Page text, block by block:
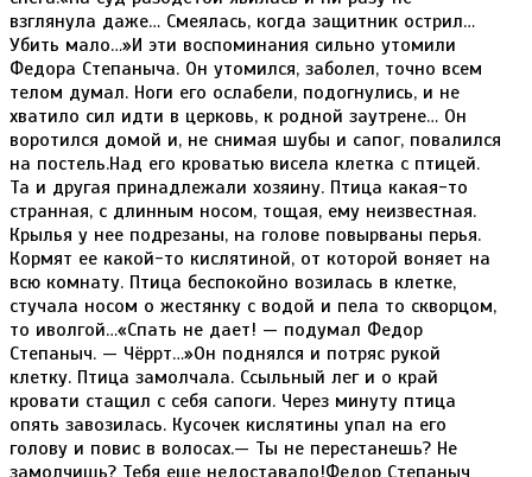
взглянула даже… Смеялась, когда защитник острил…
Убить мало…»И эти воспоминания сильно утомили
Федора Степаныча. Он утомился, заболел, точно всем
телом думал. Ноги его ослабели, подогнулись, и не
хватило сил идти в церковь, к родной заутрене… Он
воротился домой и, не снимая шубы и сапог, повалился
на постель.Над его кроватью висела клетка с птицей.
Та и другая принадлежали хозяину. Птица какая-то
странная, с длинным носом, тощая, ему неизвестная.
Крылья у нее подрезаны, на голове повырваны перья.
Кормят ее какой-то кислятиной, от которой воняет на
всю комнату. Птица беспокойно возилась в клетке,
стучала носом о жестянку с водой и пела то скворцом,
то иволгой…«Спать не дает! — подумал Федор
Степаныч. — Чёррт…»Он поднялся и потряс рукой
клетку. Птица замолчала. Ссыльный лег и о край
кровати стащил с себя сапоги. Через минуту птица
опять завозилась. Кусочек кислятины упал на его
голову и повис в волосах.— Ты не перестанешь? Не
замолчишь? Тебя еще недоставало!Федор Степаныч